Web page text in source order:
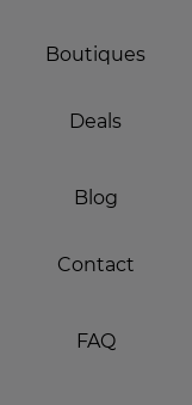
Boutiques
Deals
Blog
Contact
FAQ